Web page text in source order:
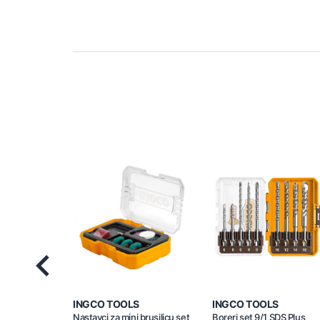
INGCO TOOLS
Nastavci za mini brusilicu set
INGCO TOOLS
Boreri set 9/1 SDS Plus